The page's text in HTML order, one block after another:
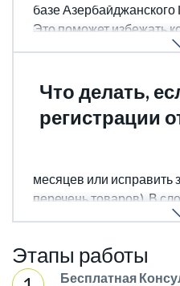
базе Азербайджанского
Это поможет избежать
зарегистрированными
Что делать,
регистрации
месяцев или исправить
перечень товаров). В
Этапы работы
Бесплатная